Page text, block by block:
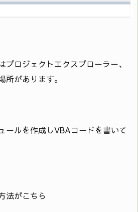
プロジェクトエクスプローラー、
があります。
ールを作成しVBAコードを書いて
法がこちら